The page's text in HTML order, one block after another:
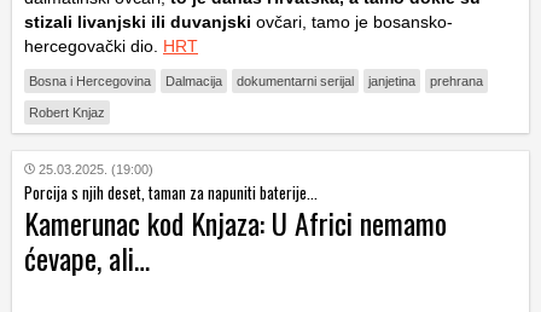
stizali livanjski ili duvanjski ovčari, tamo je bosansko-
hercegovački dio. HRT
Bosna i Hercegovina Dalmacija dokumentarni serijal janjetina prehrana
Robert Knjaz
25.03.2025. (19:00)
Porcija s njih deset, taman za napuniti baterije...
Kamerunac kod Knjaza: U Africi nemamo
ćevape, ali…